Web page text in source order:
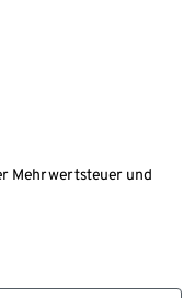
Mehrwertsteuer und